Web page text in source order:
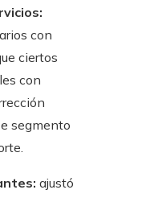
con
ciertos
con
segmento
ajustó